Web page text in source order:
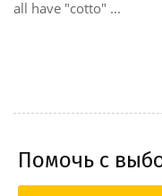
all have "cotto" ...
Помочь с